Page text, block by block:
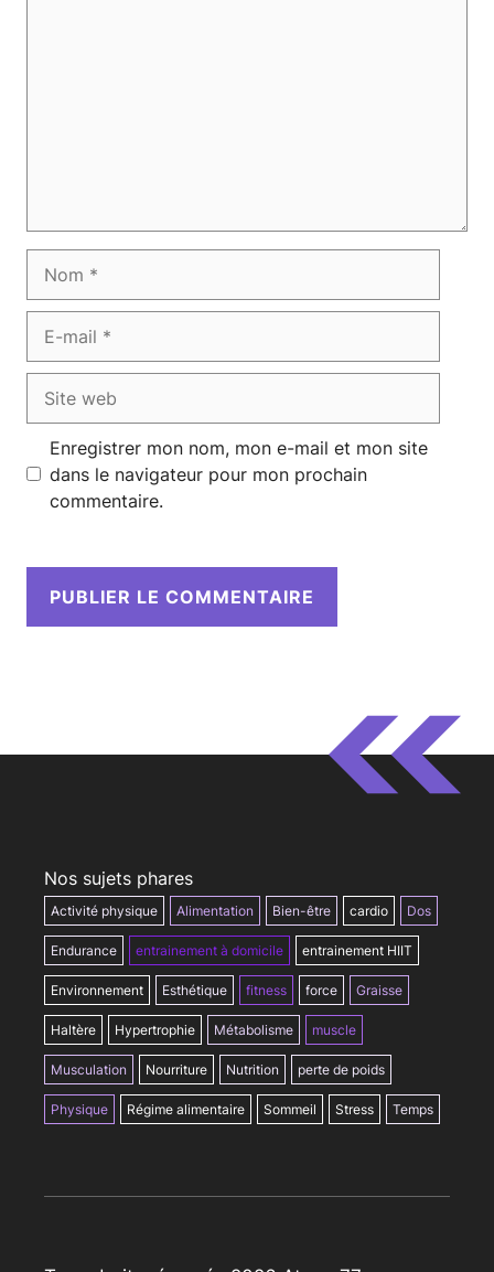
mail
web
Enregistrer mon nom, mon e-mail et mon site
dans le navigateur pour mon prochain
commentaire.
Nos sujets phares
Activité physique Alimentation Bien-être cardio Dos
Endurance entrainement à domicile entrainement HIIT
Environnement Esthétique fitness force Graisse
Haltère Hypertrophie Métabolisme muscle
Musculation Nourriture Nutrition perte de poids
Physique Régime alimentaire Sommeil Stress Temps